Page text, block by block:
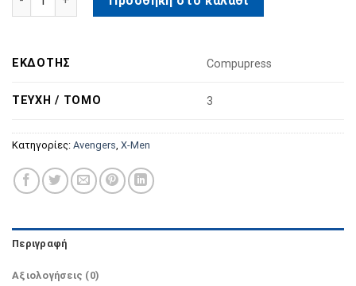
ΕΚΔΌΤΗΣ Compupress
ΤΕΎΧΗ / ΤΌΜΟ 3
Κατηγορίες: Avengers, X-Men
Περιγραφή
Αξιολογήσεις (0)